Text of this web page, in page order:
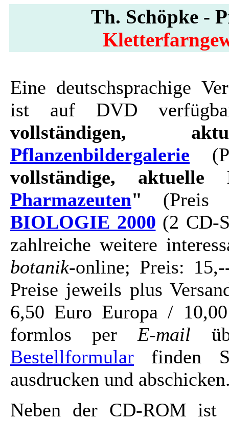
Th. Schöpke -
Eine deutschsprachige
ist auf DVD
vollständigen,
Pflanzenbildergalerie
vollständige, aktuelle
Pharmazeuten" (Preis
BIOLOGIE 2000 (2 CD-
zahlreiche weitere
botanik-online; Preis:
Preise jeweils plus
6,50 Euro Europa /
formlos perE-mail
Bestellformular finden
ausdrucken und
Neben der CD-ROM ist